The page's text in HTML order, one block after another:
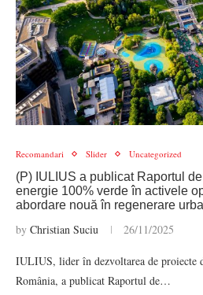
Recomandari Slider Uncategorized
(P) IULIUS a publicat Raportul
energie 100% verde în activele
abordare nouă în regenerare
by Christian Suciu 26/11/2025
IULIUS, lider în dezvoltarea de proiecte
România, a publicat Raportul de…